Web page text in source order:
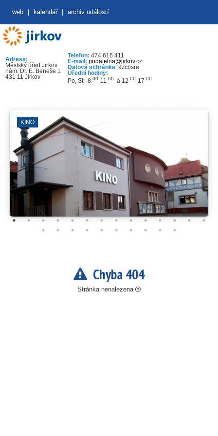
web kalendář archiv událostí
Adresa:
Městský úřad Jirkov
nám. Dr. E. Beneše 1
431 11 Jirkov
Telefon: 474 616 411
E-mail: podatelna@jirkov.cz
Datová schránka: 9zcbsra
Úřední hodiny:
Po, St: 8 00-11 00 a 12 00-17 00
KINO
Chyba 404
Stránka nenalezena